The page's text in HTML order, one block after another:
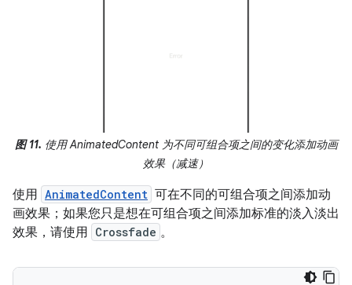
图 11. 使用 AnimatedContent 为不同可组合项之间的变化添加动画
效果（减速）
使用 AnimatedContent 可在不同的可组合项之间添加动
画效果；如果您只是想在可组合项之间添加标准的淡入淡出
效果，请使用 Crossfade 。